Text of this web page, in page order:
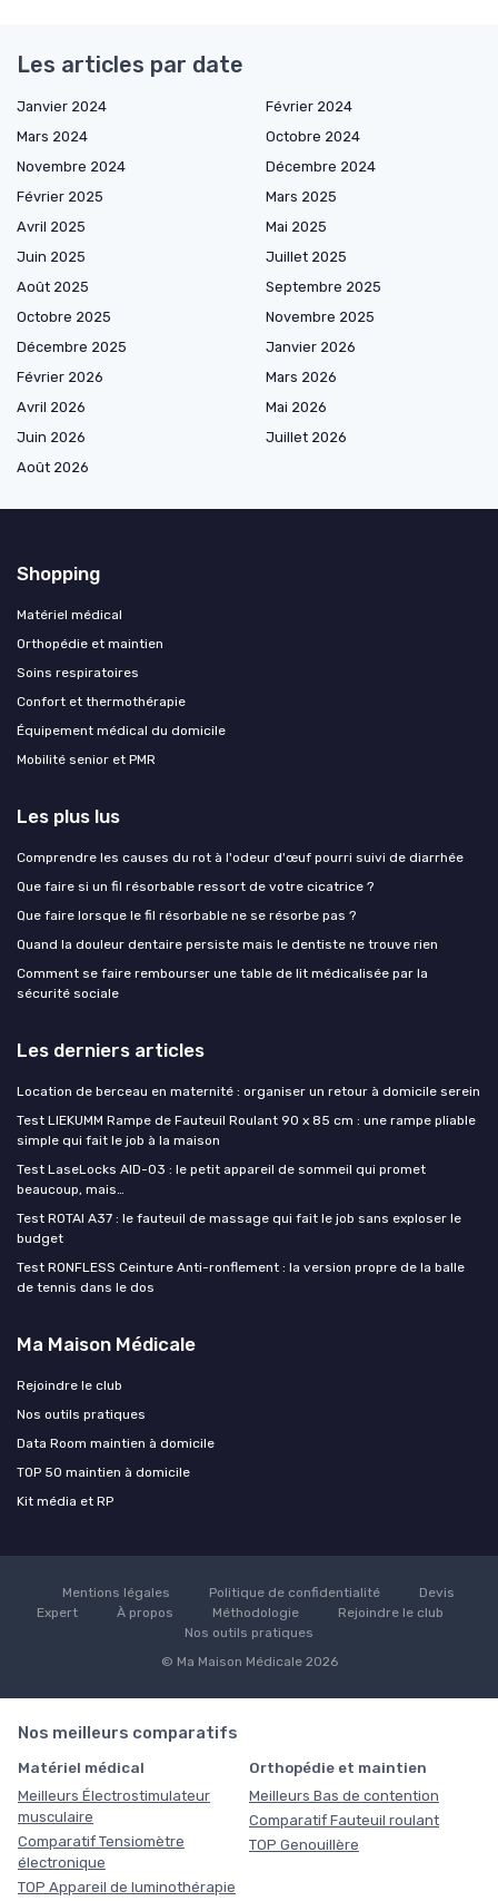
Les articles par date
Janvier 2024
Février 2024
Mars 2024
Octobre 2024
Novembre 2024
Décembre 2024
Février 2025
Mars 2025
Avril 2025
Mai 2025
Juin 2025
Juillet 2025
Août 2025
Septembre 2025
Octobre 2025
Novembre 2025
Décembre 2025
Janvier 2026
Février 2026
Mars 2026
Avril 2026
Mai 2026
Juin 2026
Juillet 2026
Août 2026
Shopping
Matériel médical
Orthopédie et maintien
Soins respiratoires
Confort et thermothérapie
Équipement médical du domicile
Mobilité senior et PMR
Les plus lus
Comprendre les causes du rot à l'odeur d'œuf pourri suivi de diarrhée
Que faire si un fil résorbable ressort de votre cicatrice ?
Que faire lorsque le fil résorbable ne se résorbe pas ?
Quand la douleur dentaire persiste mais le dentiste ne trouve rien
Comment se faire rembourser une table de lit médicalisée par la
sécurité sociale
Les derniers articles
Location de berceau en maternité : organiser un retour à domicile serein
Test LIEKUMM Rampe de Fauteuil Roulant 90 x 85 cm : une rampe pliable
simple qui fait le job à la maison
Test LaseLocks AID-03 : le petit appareil de sommeil qui promet
beaucoup, mais…
Test ROTAI A37 : le fauteuil de massage qui fait le job sans exploser le
budget
Test RONFLESS Ceinture Anti-ronflement : la version propre de la balle
de tennis dans le dos
Ma Maison Médicale
Rejoindre le club
Nos outils pratiques
Data Room maintien à domicile
TOP 50 maintien à domicile
Kit média et RP
Mentions légales Politique de confidentialité
Devis
Expert
À propos Méthodologie
Rejoindre le club
Nos outils pratiques
© Ma Maison Médicale 2026
Nos meilleurs comparatifs
Matériel médical
Meilleurs Électrostimulateur
musculaire
Comparatif Tensiomètre
électronique
TOP Appareil de luminothérapie
Orthopédie et maintien
Meilleurs Bas de contention
Comparatif Fauteuil roulant
TOP Genouillère